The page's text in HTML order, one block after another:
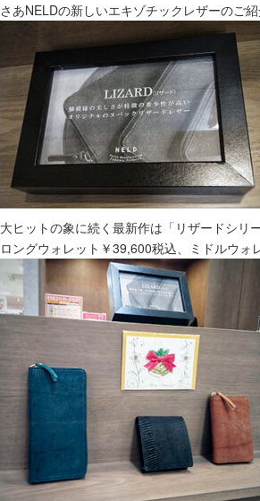
さあNELDの新しいエキゾチックレザーのご
大ヒットの象に続く最新作は「リザードシリー
ロングウォレット￥39,600税込、ミドルウ